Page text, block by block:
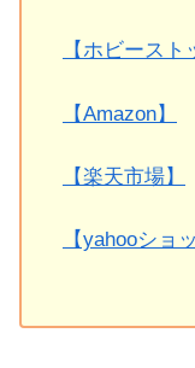
【ホビースト
【Amazon】
【楽天市場】
【yahooショ